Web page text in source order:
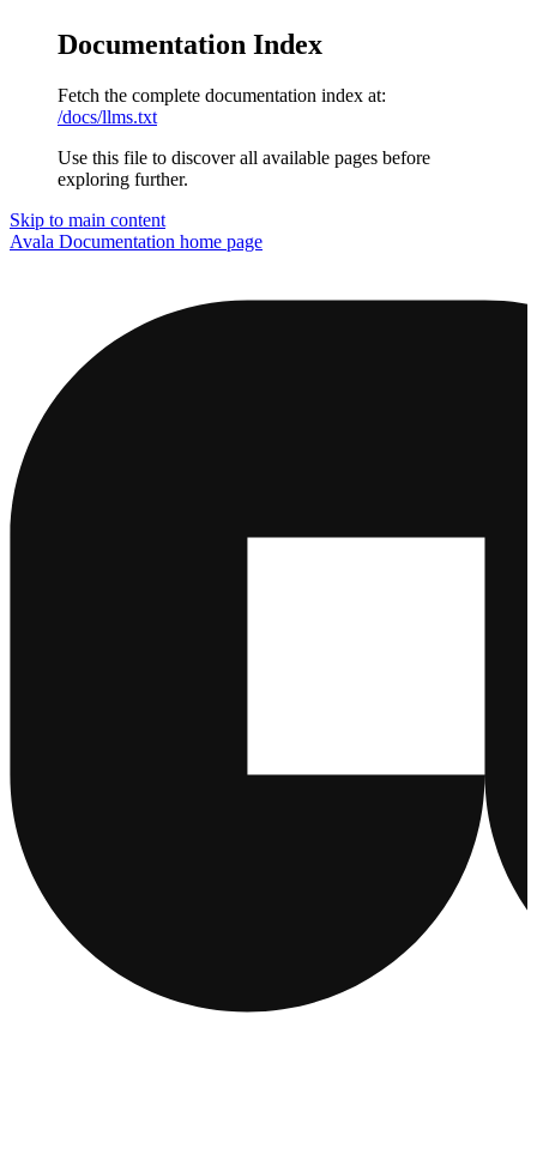
Documentation Index
Fetch the complete documentation index at:
/docs/llms.txt
Use this file to discover all available pages before
exploring further.
Skip to main content
Avala Documentation home page